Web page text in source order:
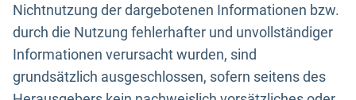
Nichtnutzung der dargebotenen Informationen bzw.
durch die Nutzung fehlerhafter und unvollständiger
Informationen verursacht wurden, sind
grundsätzlich ausgeschlossen, sofern seitens des